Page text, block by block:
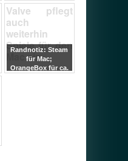
kostenlos //++
Valve pflegt
auch
weiterhin
Spiele für den
Mac ein
Randnotiz: Steam
für Mac;
OrangeBox für ca.